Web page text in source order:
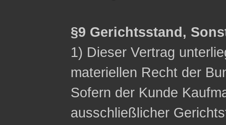
§9 Gerichtsstand,
1) Dieser Vertrag
materiellen Recht der
Sofern der Kunde
ausschließlicher